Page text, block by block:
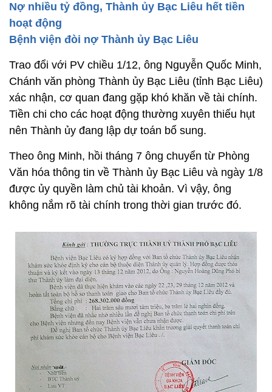
Nợ nhiều tỷ đồng, Thành ủy Bạc Liêu hết tiền
hoạt động
Bệnh viện đòi nợ Thành ủy Bạc Liêu
Trao đổi với PV chiều 1/12, ông Nguyễn Quốc Minh,
Chánh văn phòng Thành ủy Bạc Liêu (tỉnh Bạc Liêu)
xác nhận, cơ quan đang gặp khó khăn về tài chính.
Tiền chi cho các hoạt động thường xuyên thiếu hụt
nên Thành ủy đang lập dự toán bổ sung.
Theo ông Minh, hồi tháng 7 ông chuyển từ Phòng
Văn hóa thông tin về Thành ủy Bạc Liêu và ngày 1/8
được ủy quyền làm chủ tài khoản. Vì vậy, ông
không nắm rõ tài chính trong thời gian trước đó.